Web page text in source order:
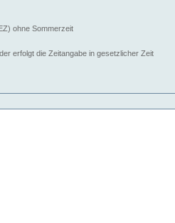
ohne Sommerzeit
erfolgt die Zeitangabe in gesetzlicher Zeit